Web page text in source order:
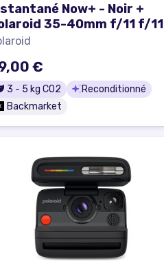
Now+ - Noir +
35-40mm f/11 f/11
€
3 - 5 kg CO2
Reconditionné
Backmarket